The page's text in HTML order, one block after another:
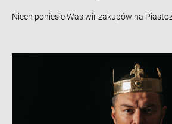
Niech poniesie Was wir zakupów na